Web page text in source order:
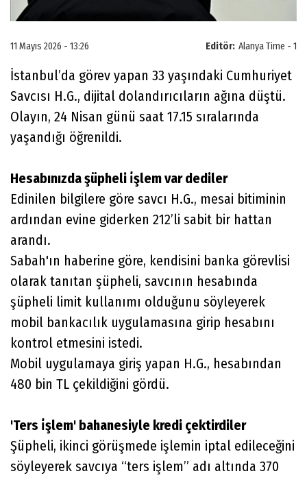
Editör: Alanya Time - 1
11 Mayıs 2026 - 13:26
İstanbul’da görev yapan 33 yaşındaki Cumhuriyet
Savcısı H.G., dijital dolandırıcıların ağına düştü.
Olayın, 24 Nisan günü saat 17.15 sıralarında
yaşandığı öğrenildi.
Hesabınızda şüpheli i̇şlem var dediler
Edinilen bilgilere göre savcı H.G., mesai bitiminin
ardından evine giderken 212’li sabit bir hattan
arandı.
Sabah'ın haberine göre, kendisini banka görevlisi
olarak tanıtan şüpheli, savcının hesabında
şüpheli limit kullanımı olduğunu söyleyerek
mobil bankacılık uygulamasına girip hesabını
kontrol etmesini istedi.
Mobil uygulamaya giriş yapan H.G., hesabından
480 bin TL çekildiğini gördü.
'Ters i̇şlem' bahanesiyle kredi çektirdiler
Şüpheli, ikinci görüşmede işlemin iptal edileceğini
söyleyerek savcıya “ters işlem” adı altında 370